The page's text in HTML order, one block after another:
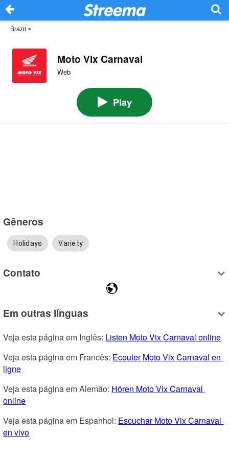
Brazil >
Moto Vix Carnaval
Web
Play
Gêneros
Holidays Variety
Contato
Em outras línguas
Veja esta página em Inglês: Listen Moto Vix Carnaval online
Veja esta página em Francês: Ecouter Moto Vix Carnaval en
ligne
Veja esta página em Alemão: Hören Moto Vix Carnaval
online
Veja esta página em Espanhol: Escuchar Moto Vix Carnaval
en vivo